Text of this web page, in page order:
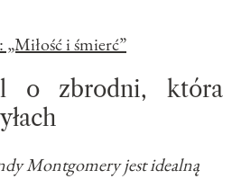
i śmierć”
o zbrodni, która
Montgomery jest idealną